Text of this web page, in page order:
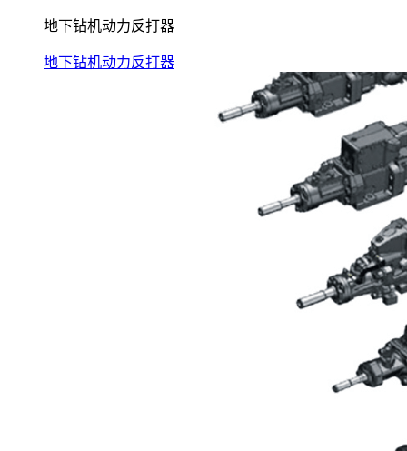
地下钻机动力反打器
地下钻机动力反打器